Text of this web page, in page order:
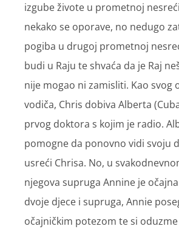
izgube živote u prometnoj
nekako se oporave, no nedugo
pogiba u drugoj prometnoj
budi u Raju te shvaća da je Raj
nije mogao ni zamisliti. Kao svog
vodiča, Chris dobiva Alberta
prvog doktora s kojim je radio.
pomogne da ponovno vidi svoju
usreći Chrisa. No, u
njegova supruga Annine je
dvoje djece i supruga, Annie
očajničkim potezom te si